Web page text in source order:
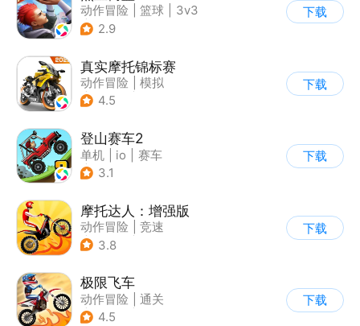
动作冒险 篮球
3v3
| 卡通
2.9
下载
真实摩托锦标赛
动作冒险
模拟
| 摩托车
4.5
下载
登山赛车2
单机 io
赛车
| 欧美风
3.1
下载
摩托达人：增强版
动作冒险
竞速
| 摩托车
3.8
下载
极限飞车
动作冒险
通关
| 摩托车
4.5
下载